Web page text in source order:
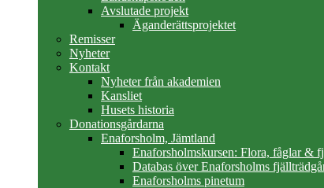
Avslutade projekt
Äganderättsprojektet
Remisser
Nyheter
Kontakt
Nyheter från akademien
Kansliet
Husets historia
Donationsgårdarna
Enaforsholm, Jämtland
Enaforsholmskursen: Flora, fåglar &
Databas över Enaforsholms
Enaforsholms pinetum